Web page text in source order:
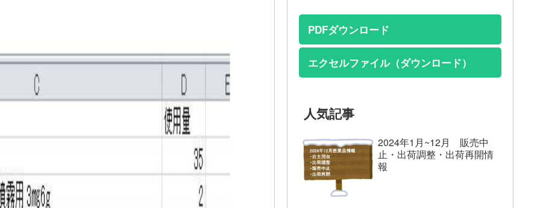
PDFダウンロード
エクセルファイル（ダウンロード）
人気記事
2024年1月~12月 販売中
止・出荷調整・出荷再開情
報